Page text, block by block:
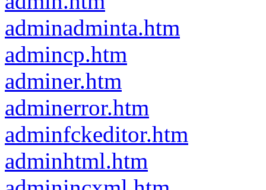
adminadminta.htm
admincp.htm
adminer.htm
adminerror.htm
adminfckeditor.htm
adminhtml.htm